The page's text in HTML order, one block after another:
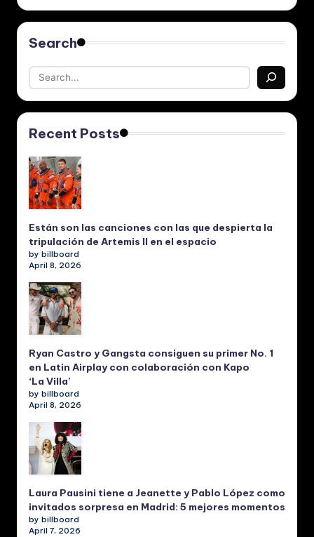
Search
Recent Posts
Están son las canciones con las que despierta la
tripulación de Artemis II en el espacio
by billboard
April 8, 2026
Ryan Castro y Gangsta consiguen su primer No. 1
en Latin Airplay con colaboración con Kapo
‘La Villa’
by billboard
April 8, 2026
Laura Pausini tiene a Jeanette y Pablo López como
invitados sorpresa en Madrid: 5 mejores momentos
by billboard
April 7, 2026